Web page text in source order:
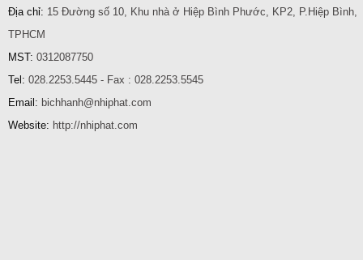
Địa chỉ: 15 Đường số 10, Khu nhà ở Hiệp Bình Phước, KP2, P.Hiệp Bình,
TPHCM
MST: 0312087750
Tel: 028.2253.5445 - Fax : 028.2253.5545
Email: bichhanh@nhiphat.com
Website: http://nhiphat.com